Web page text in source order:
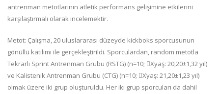
antrenman metotlarının atletik performans gelişimine etkilerini
karşılaştırmalı olarak incelemektir.
Metot: Çalışma, 20 uluslararası düzeyde kickboks sporcusunun
gönüllü katılımı ile gerçekleştirildi. Sporculardan, random metotla
Tekrarlı Sprint Antrenman Grubu (RSTG) (n=10; Xyaş: 20,20±1,32 yıl)
ve Kalistenik Antrenman Grubu (CTG) (n=10; Xyaş: 21,20±1,23 yıl)
olmak üzere iki grup oluşturuldu. Her iki grup sporcuları da dahil